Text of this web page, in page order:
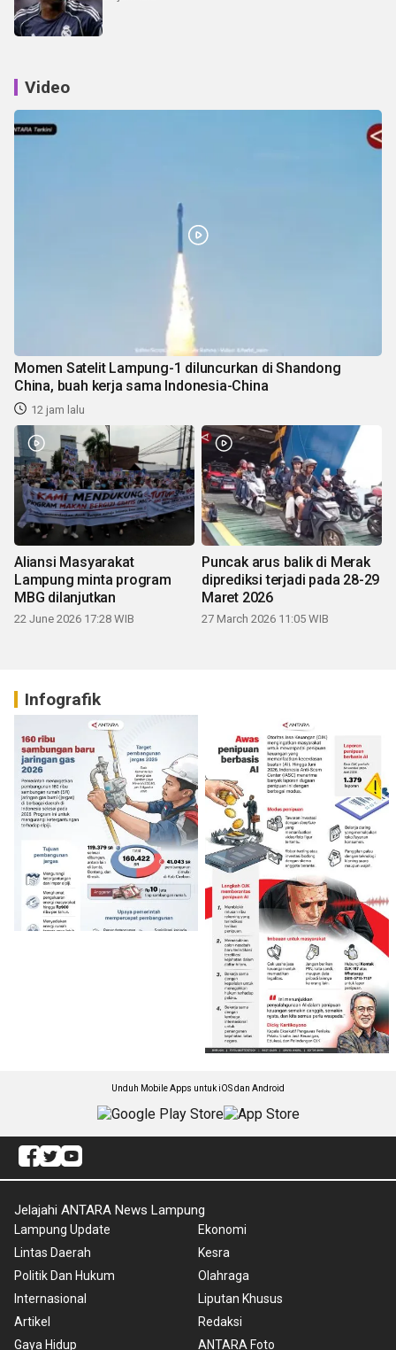
Video
Momen Satelit Lampung-1 diluncurkan di Shandong
China, buah kerja sama Indonesia-China
12 jam lalu
Aliansi Masyarakat
Lampung minta program
MBG dilanjutkan
22 June 2026 17:28 WIB
Puncak arus balik di Merak
diprediksi terjadi pada 28-29
Maret 2026
27 March 2026 11:05 WIB
Infografik
Unduh Mobile Apps untuk iOS dan Android
Jelajahi ANTARA News Lampung
Lampung Update
Lintas Daerah
Politik Dan Hukum
Internasional
Artikel
Gaya Hidup
Ekonomi
Kesra
Olahraga
Liputan Khusus
Redaksi
ANTARA Foto